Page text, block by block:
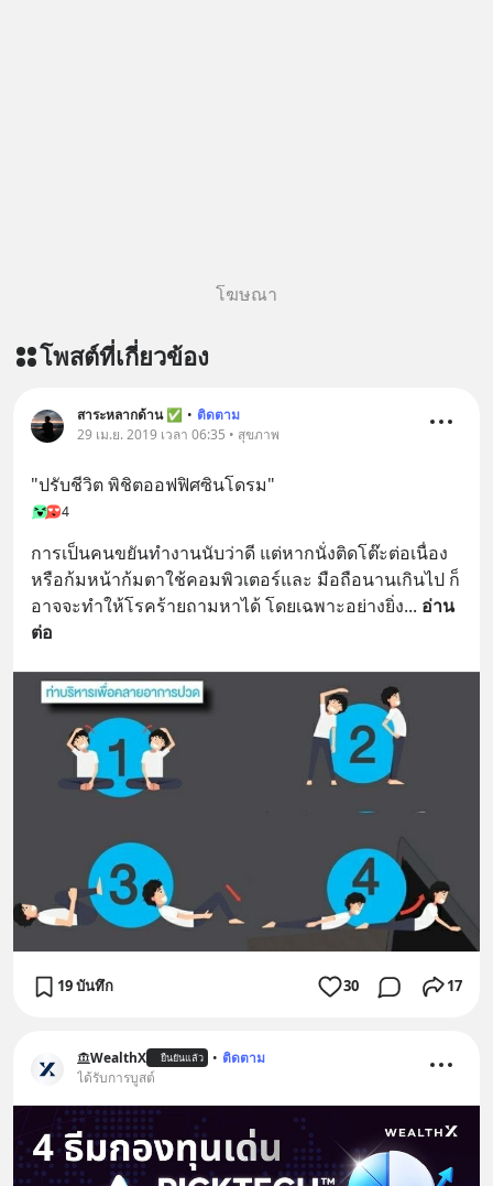
ผ่าน Line OA ด.ดล Blog คลิกเลย -->
สนับสนุนโดย 📣
เครียด หลับยาก ผมอยากแนะนำ
ผลิตภัณฑ์เสริมอาหาร Diip CBD ช่วย
เพิ่มการผ่อนคลาย ซึ่งช่วยให้การนอน
สั่งซื้อสินค้า Diip CBD 💬 LINE :
@diipgeek 🔗 หรือกดลิงก์
https://lin.ee/U91Fzyz
โฆษณา
โพสต์ที่เกี่ยวข้อง
สาระหลากด้าน ✅ • ติดตาม
29 เม.ย. 2019 เวลา 06:35 • สุขภาพ
"ปรับชีวิต พิชิตออฟฟิศซินโดรม"
4
การเป็นคนขยันทำงานนับว่าดี แต่หากนั่งติดโต๊ะต่อเนื่อง
หรือก้มหน้าก้มตาใช้คอมพิวเตอร์และ มือถือนานเกินไป ก็
อาจจะทำให้โรคร้ายถามหาได้ โดยเฉพาะอย่างยิ่ง... อ่าน
ต่อ
19 บันทึก 30 17
WealthX ยืนยันแล้ว • ติดตาม
ได้รับการบูสต์